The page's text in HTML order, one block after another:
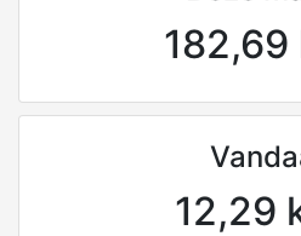
182,69
12,29